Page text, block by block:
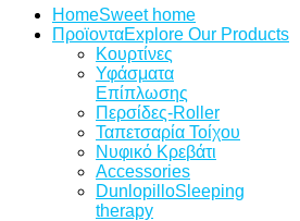
HomeSweet home
ΠροϊονταExplore Our Products
Κουρτίνες
Υφάσματα
Επίπλωσης
Περσίδες-Roller
Ταπετσαρία Τοίχου
Νυφικό Κρεβάτι
Accessories
DunlopilloSleeping
therapy